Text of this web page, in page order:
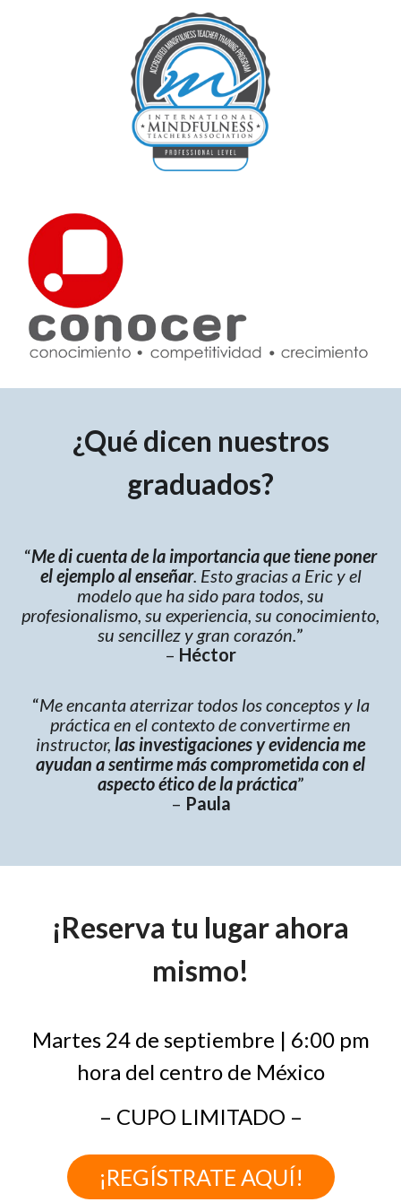
¿Qué dicen nuestros
graduados?
“Me di cuenta de la importancia que tiene poner
el ejemplo al enseñar. Esto gracias a Eric y el
modelo que ha sido para todos, su
profesionalismo, su experiencia, su conocimiento,
su sencillez y gran corazón. ”
– Héctor
“Me encanta aterrizar todos los conceptos y la
práctica en el contexto de convertirme en
instructor, las investigaciones y evidencia me
ayudan a sentirme más comprometida con el
aspecto ético de la práctica”
– Paula
¡Reserva tu lugar ahora
mismo!
Martes 24 de septiembre | 6:00 pm
hora del centro de México
– CUPO LIMITADO –
¡REGÍSTRATE AQUÍ!